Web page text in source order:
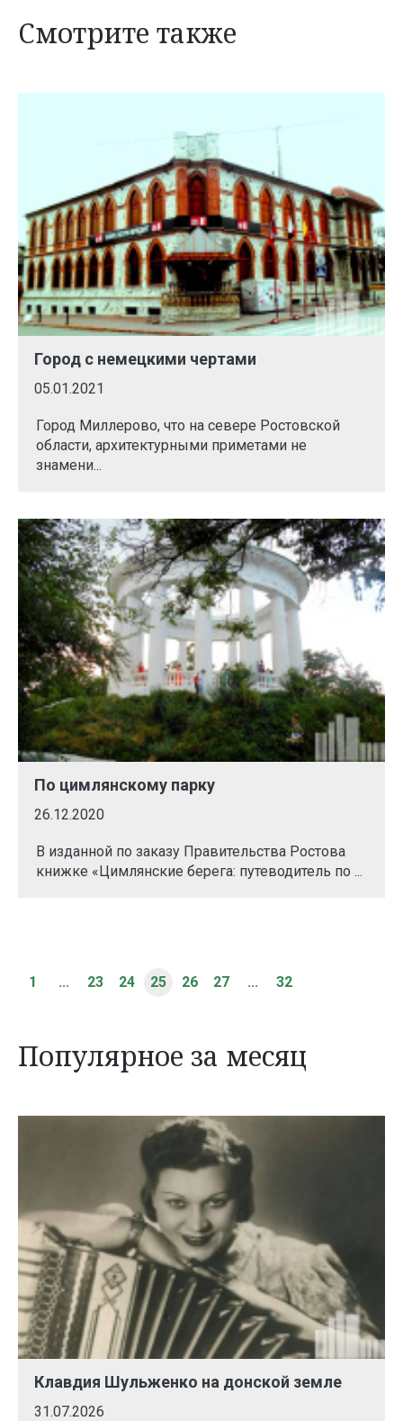
Смотрите также
Город с немецкими чертами
05.01.2021
Город Миллерово, что на севере Ростовской
области, архитектурными приметами не
знамени...
По цимлянскому парку
26.12.2020
В изданной по заказу Правительства Ростова
книжке «Цимлянские берега: путеводитель по ...
1 ... 23 24 25 26 27 ... 32
Популярное за месяц
Клавдия Шульженко на донской земле
31.07.2026